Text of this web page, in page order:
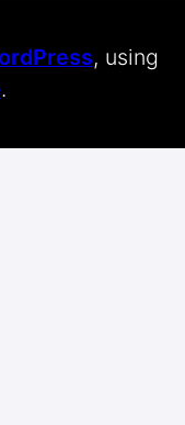
, using
.